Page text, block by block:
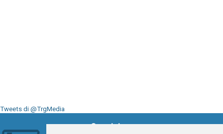
Tweets di @TrgMedia
Seguici su